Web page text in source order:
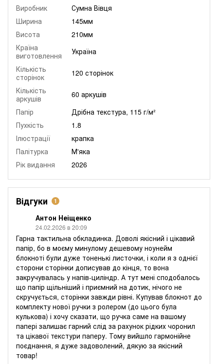
Виробник
Сумна Вівця
Ширина
145мм
Висота
210мм
Країна
виготовлення
Україна
Кількість
сторінок
120 сторінок
Кількість
аркушів
60 аркушів
Папір
Дрібна текстура, 115 г/м²
Пухкість
1.8
Ілюстрації
крапка
Палітурка
М'яка
Рік видання
2026
Відгуки 1
Антон Неіщенко
24.02.2026 в 20:09
Гарна тактильна обкладинка. Доволі якісний і цікавий
папір, бо в моєму минулому дешевому ноунейм
блокноті були дуже тоненькі листочки, і коли я з однієї
сторони сторінки дописував до кінця, то вона
закручувалась у напів-циліндр. А тут мені сподобалось
що папір щільніший і приємний на дотик, нічого не
скручується, сторінки завжди рівні. Купував блокнот до
комплекту нової ручки з ролером (до цього була
кулькова) і хочу сказати, що ручка саме на вашому
папері залишає гарний слід за рахунок рідких чоронил
та цікавої текстури паперу. Тому вийшло гармонійне
поєднання, я дуже задоволений, дякую за якісний
товар!